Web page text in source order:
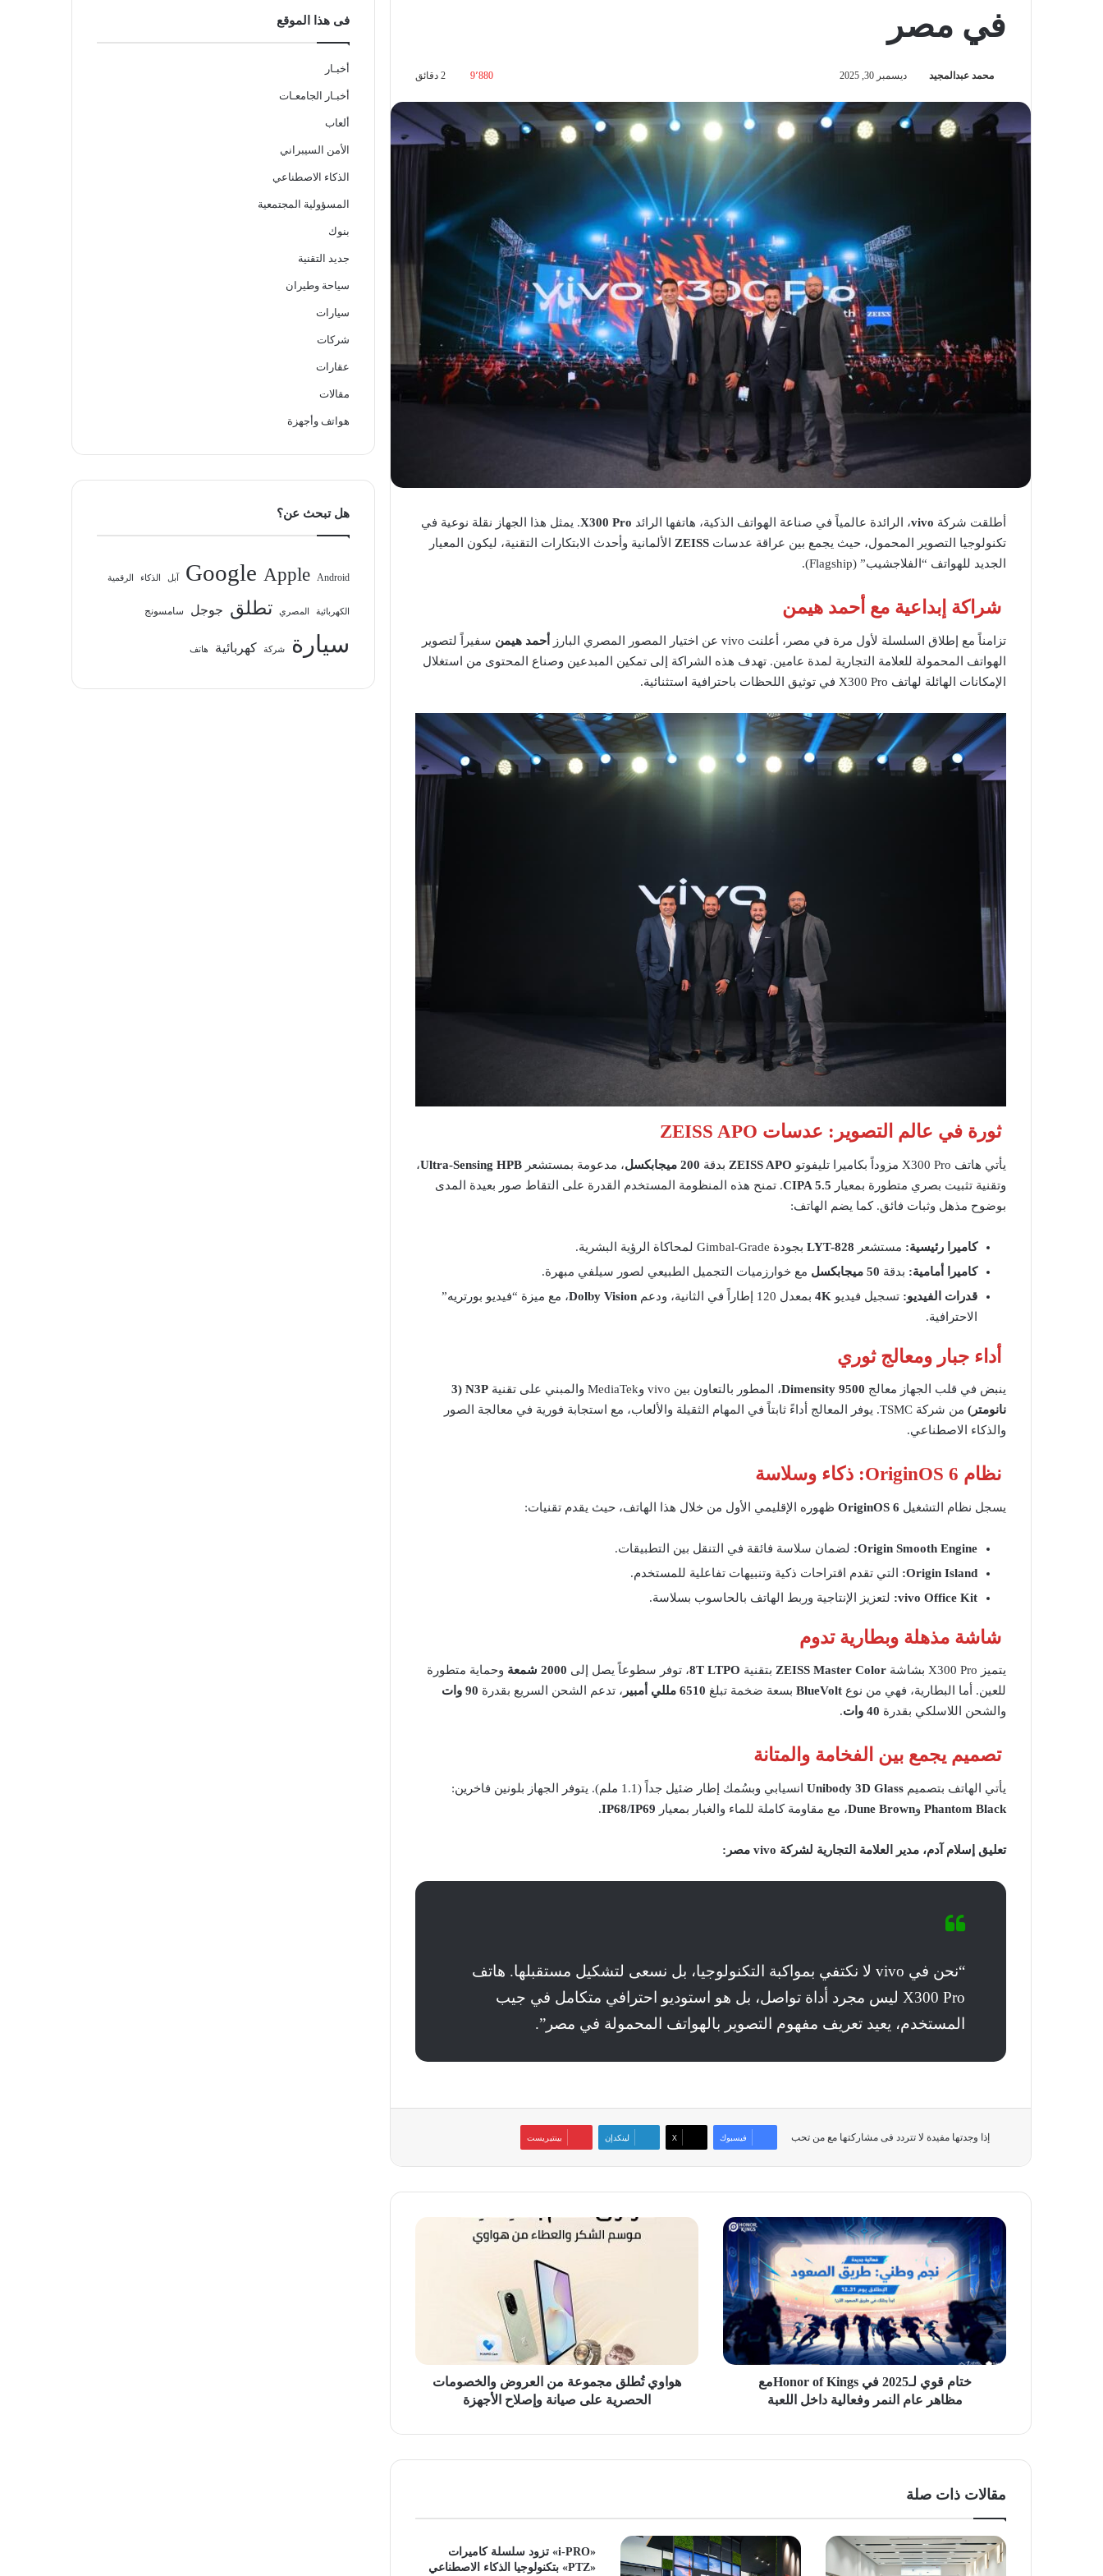
في مصر
محمد عبدالمجيد ديسمبر 30, 2025 9٬880
أطلقت شركة vivo، الرائدة عالمياً في صناعة الهواتف الذكية، هاتفها الرائد X300 Pro. يمثل هذا الجهاز نقلة نوعية في
تكنولوجيا التصوير المحمول، حيث يجمع بين عراقة عدسات ZEISS الألمانية وأحدث الابتكارات التقنية، ليكون المعيار
الجديد للهواتف “الفلاجشيب” (Flagship).
شراكة إبداعية مع أحمد هيمن
تزامناً مع إطلاق السلسلة لأول مرة في مصر، أعلنت vivo عن اختيار المصور المصري البارز أحمد هيمن سفيراً لتصوير
الهواتف المحمولة للعلامة التجارية لمدة عامين. تهدف هذه الشراكة إلى تمكين المبدعين وصناع المحتوى من استغلال
الإمكانات الهائلة لهاتف X300 Pro في توثيق اللحظات باحترافية استثنائية.
ثورة في عالم التصوير: عدسات ZEISS APO
يأتي هاتف X300 Pro مزوداً بكاميرا تليفوتو ZEISS APO بدقة 200 ميجابكسل ، مدعومة بمستشعر Ultra-Sensing HPB،
وتقنية تثبيت بصري متطورة بمعيار CIPA 5.5. تمنح هذه المنظومة المستخدم القدرة على التقاط صور بعيدة المدى
بوضوح مذهل وثبات فائق. كما يضم الهاتف:
كاميرا رئيسية: مستشعر LYT-828 بجودة Gimbal-Grade لمحاكاة الرؤية البشرية.
كاميرا أمامية: بدقة 50 ميجابكسل
مع خوارزميات التجميل الطبيعي لصور سيلفي مبهرة.
قدرات الفيديو: تسجيل فيديو 4K بمعدل 120 إطاراً في الثانية، ودعم Dolby Vision، مع ميزة “فيديو بورتريه”
الاحترافية.
أداء جبار ومعالج ثوري
ينبض في قلب الجهاز معالج Dimensity 9500، المطور بالتعاون بين vivo وMediaTek والمبني على تقنية
N3P (3
نانومتر)
من شركة TSMC. يوفر المعالج أداءً ثابتاً في المهام الثقيلة والألعاب، مع استجابة فورية في معالجة الصور
والذكاء الاصطناعي.
نظام OriginOS 6: ذكاء وسلاسة
يسجل نظام التشغيل OriginOS 6 ظهوره الإقليمي الأول من خلال هذا الهاتف، حيث يقدم تقنيات:
Origin Smooth Engine:
لضمان سلاسة فائقة في التنقل بين التطبيقات.
Origin Island:
التي تقدم اقتراحات ذكية وتنبيهات تفاعلية للمستخدم.
vivo Office Kit:
لتعزيز الإنتاجية وربط الهاتف بالحاسوب بسلاسة.
شاشة مذهلة وبطارية تدوم
يتميز X300 Pro بشاشة ZEISS Master Color بتقنية 8T LTPO، توفر سطوعاً يصل إلى 2000 شمعة
وحماية متطورة
للعين. أما البطارية، فهي من نوع BlueVolt بسعة ضخمة تبلغ 6510 مللي أمبير ، تدعم الشحن السريع بقدرة 90 وات
والشحن اللاسلكي بقدرة 40 وات .
تصميم يجمع بين الفخامة والمتانة
يأتي الهاتف بتصميم Unibody 3D Glass انسيابي وبسُمك إطار ضئيل جداً (1.1 ملم). يتوفر الجهاز بلونين فاخرين:
Phantom Black وDune Brown، مع مقاومة كاملة للماء والغبار بمعيار IP68/IP69
.
تعليق إسلام آدم، مدير العلامة التجارية لشركة vivo مصر:
“نحن في vivo لا نكتفي بمواكبة التكنولوجيا، بل نسعى لتشكيل مستقبلها. هاتف
X300 Pro ليس مجرد أداة تواصل، بل هو استوديو احترافي متكامل في جيب
المستخدم، يعيد تعريف مفهوم التصوير بالهواتف المحمولة في مصر”.
إذا وجدتها مفيدة لا تتردد فى مشاركتها مع من تحب فيسبوك ‫X لينكدإن بينتيريست
ختام
قوي
لـ2025
في
Honor
of
Kingsمع
مظاهر
عام
اللعبة
ختام قوي لـ2025 في Honor of Kingsمع
مظاهر عام النمر وفعالية داخل اللعبة
هواوي
صيانة
وإصلاحهواوي تُطلق مجموعة من العروض والخصومات
الحصرية على صيانة وإصلاح الأجهزة
مقالات ذات صلة
«i-PRO» تزود سلسلة كاميرات
«PTZ» بتكنولوجيا الذكاء الاصطناعي
فى هذا الموقع
أخبـار
أخبـار الجامعـات
ألعاب
الأمن السيبراني
الذكاء الاصطناعي
المسؤولية المجتمعية
بنوك
جديد التقنية
سياحة وطيران
سيارات
شركات
عقارات
مقالات
هواتف وأجهزة
هل تبحث عن؟
Android
Apple
Google آبل الذكاء الرقمية
الكهربائية المصري تطلق جوجل سامسونج
سيارة شركة كهربائية هاتف